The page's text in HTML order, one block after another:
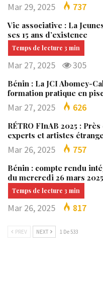
Mar 29, 2025 737
Vie associative : La
ses 15 ans d’existence
Mar 27, 2025 305
Bénin : La JCI Abomey-
formation pratique en
Mar 27, 2025 626
RÉTRO FInAB 2025 :
experts et artistes
Mar 26, 2025 757
Bénin : compte rendu
du mercredi 26 mars 2025
Mar 26, 2025 817
PREV NEXT 1 De 533